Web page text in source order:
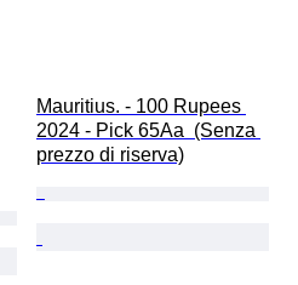
Mauritius. - 100 Rupees
2024 - Pick 65Aa  (Senza
prezzo di riserva)